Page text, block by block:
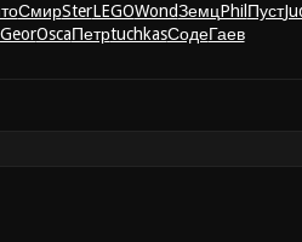
СмирSterLEGOWondЗемцPhil Пуст
GeorOscaПетрtuchkasСодеГаев